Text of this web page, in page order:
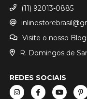
(11) 92013-0885
Visite o nosso Blog!
R. Domingos de
REDES SOCIAIS